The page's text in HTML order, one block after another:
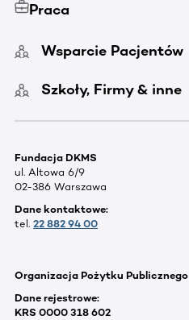
Praca
Wsparcie Pacjentów
Szkoły, Firmy & inne
Fundacja DKMS
ul. Altowa 6/9
02-386 Warszawa
Dane kontaktowe:
tel. 22 882 94 00
Organizacja Pożytku Publicznego
Dane rejestrowe:
KRS 0000 318 602